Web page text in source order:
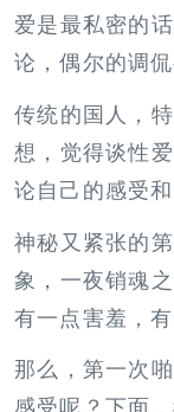
爱是最私密的
论，偶尔的调
传统的国人，
想，觉得谈性
论自己的感受和
神秘又紧张的
象，一夜销魂
有一点害羞，有
那么，第一次